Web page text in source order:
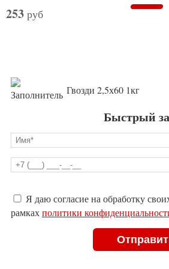
253 руб
Гвозди 2,5х60 1кг
Быстрый
это
поле
Я даю согласие на обработку
рамкахполитики